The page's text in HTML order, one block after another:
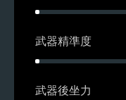
武器精準度
武器後坐力